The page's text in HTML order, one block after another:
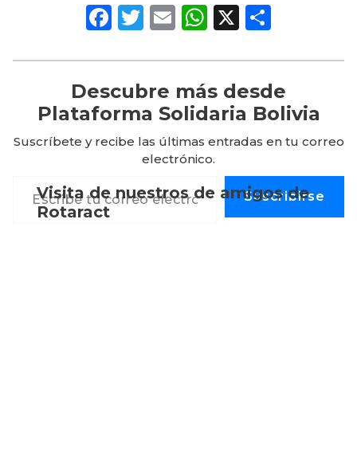
Visita de nuestros de amigos de
Rotaract
Facebook
Twitter
EmailWhatsApp
X
Descubre más desde
Plataforma Solidaria Bolivia
Suscríbete y recibe las últimas entradas en tu correo
electrónico.
Suscribirse